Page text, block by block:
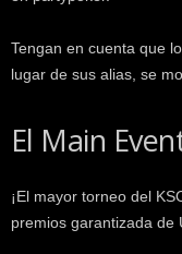
Tengan en cuenta que
lugar de sus alias, se
El Main
¡El mayor torneo del
premios garantizada de